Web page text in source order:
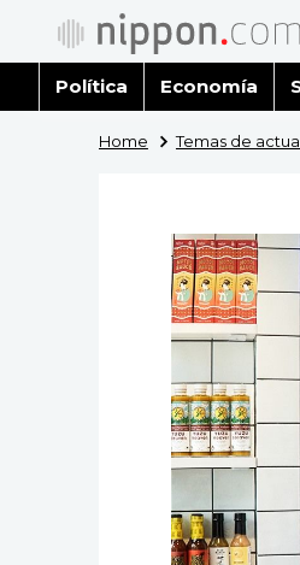
Política Economía
Home Temas de